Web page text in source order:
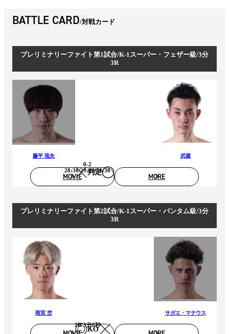
BATTLE CARD 対戦カード
プレリミナリーファイト第1試合/K-1スーパー・フェザー級/3分
3R
藤平 琉矢
判定
0-2
28:30/29:29/28:30
武蔵
MOVIE MORE
プレリミナリーファイト第2試合/K-1スーパー・バンタム級/3分
3R
雨宮 空
KO
2R 3分0秒
サガエ・マテウス